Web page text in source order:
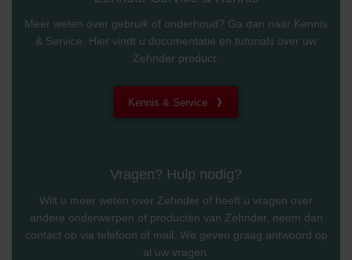
Meer weten over gebruik of onderhoud? Ga dan naar Kennis
& Service. Hier vindt u documentatie en tutorials over uw
Zehnder product.
Kennis & Service
Vragen? Hulp nodig?
Wilt u meer weten over Zehnder of heeft u vragen over
andere onderwerpen of producten van Zehnder, neem dan
contact op via telefoon of mail. We geven graag antwoord op
al uw vragen.